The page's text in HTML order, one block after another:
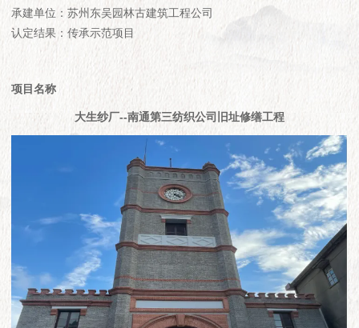
承建单位：苏州东吴园林古建筑工程公司
认定结果：传承示范项目
项目名称
大生纱厂--南通第三纺织公司旧址修缮工程